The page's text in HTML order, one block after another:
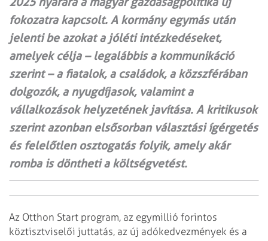
fokozatra kapcsolt. A kormány egymás után
jelenti be azokat a jóléti intézkedéseket,
amelyek célja – legalábbis a kommunikáció
szerint – a fiatalok, a családok, a közszférában
dolgozók, a nyugdíjasok, valamint a
vállalkozások helyzetének javítása. A kritikusok
szerint azonban elsősorban választási ígérgetés
és felelőtlen osztogatás folyik, amely akár
romba is döntheti a költségvetést.
Az Otthon Start program, az egymillió forintos
köztisztviselői juttatás, az új adókedvezmények és a